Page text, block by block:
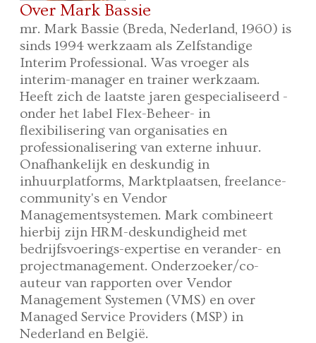
Over Mark Bassie
mr. Mark Bassie (Breda, Nederland, 1960) is
sinds 1994 werkzaam als Zelfstandige
Interim Professional. Was vroeger als
interim-manager en trainer werkzaam.
Heeft zich de laatste jaren gespecialiseerd -
onder het label Flex-Beheer- in
flexibilisering van organisaties en
professionalisering van externe inhuur.
Onafhankelijk en deskundig in
inhuurplatforms, Marktplaatsen, freelance-
community's en Vendor
Managementsystemen. Mark combineert
hierbij zijn HRM-deskundigheid met
bedrijfsvoerings-expertise en verander- en
projectmanagement. Onderzoeker/co-
auteur van rapporten over Vendor
Management Systemen (VMS) en over
Managed Service Providers (MSP) in
Nederland en België.